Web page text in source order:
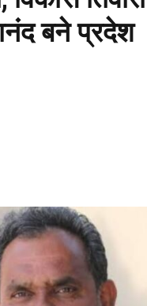
बने प्रदेश